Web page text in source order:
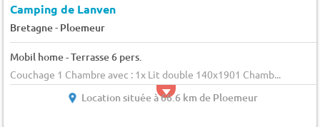
Camping de Lanven
Bretagne- Ploemeur
Mobil home - Terrasse 6 pers.
Couchage 1 Chambre avec : 1x Lit double 140x1901 Chamb...
Location située à 66.6 km de Ploemeur